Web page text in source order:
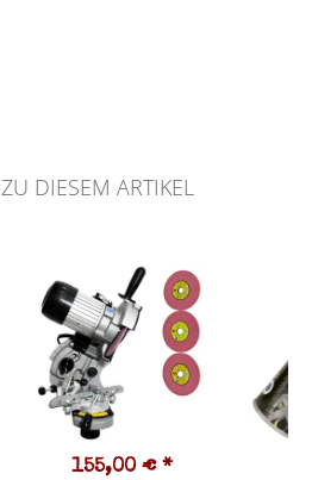
DIESEM ARTIKEL
155,00 € *